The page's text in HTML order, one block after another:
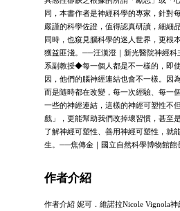
同，本書作者是神經科學的專家，針對
嚴謹的科學佐證，值得認真研讀，細細
同時，也窺見腦科學的迷人世界，更根
獲益匪淺。──汪漢澄｜新光醫院神經科
系副教授◆每一個人都是不一樣的，即
因，他們的腦神經連結也會不一樣。因
而是隨時都在改變，每一次經驗、每一
一些的神經連結，這樣的神經可塑性不
戲」，更能幫助我們改掉壞習慣，甚至
了解神經可塑性、善用神經可塑性，就
生。──焦傳金｜國立自然科學博物館館
作者介紹
作者介紹 妮可．維諾拉Nicole Vignola